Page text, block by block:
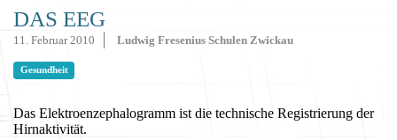
DAS EEG
11. Februar 2010 Ludwig Fresenius Schulen Zwickau
Gesundheit
Das Elektroenzephalogramm ist die technische Registrierung der
Hirnaktivität.